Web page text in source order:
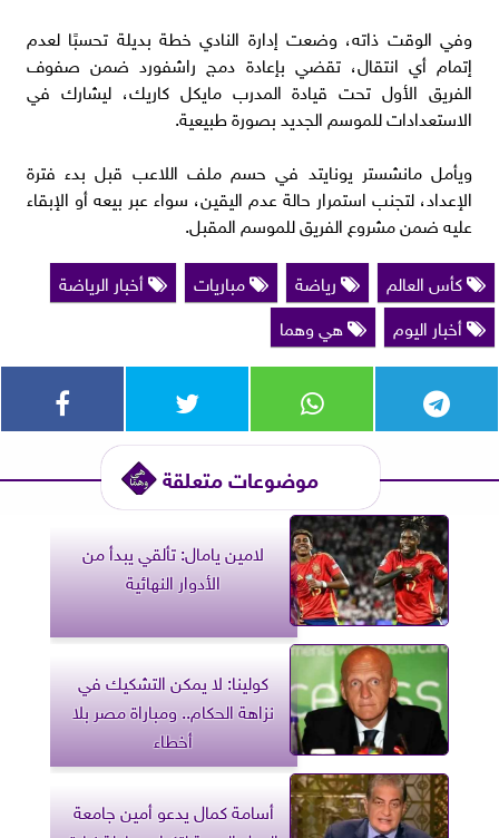
وفي الوقت ذاته، وضعت إدارة النادي خطة بديلة تحسبًا لعدم
إتمام أي انتقال، تقضي بإعادة دمج راشفورد ضمن صفوف
الفريق الأول تحت قيادة المدرب مايكل كاريك، ليشارك في
الاستعدادات للموسم الجديد بصورة طبيعية.
ويأمل مانشستر يونايتد في حسم ملف اللاعب قبل بدء فترة
الإعداد، لتجنب استمرار حالة عدم اليقين، سواء عبر بيعه أو الإبقاء
عليه ضمن مشروع الفريق للموسم المقبل.
كأس العالم
رياضة مباريات
أخبار الرياضة
أخبار اليوم
هي وهما
موضوعات متعلقة
لامين يامال: تألقي يبدأ من
الأدوار النهائية
كولينا: لا يمكن التشكيك في
نزاهة الحكام.. ومباراة مصر بلا
أخطاء
أسامة كمال يدعو أمين جامعة